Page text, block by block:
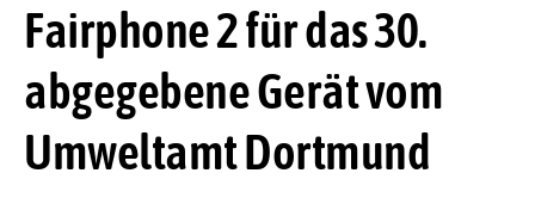
Fairphone 2 für das 30.
abgegebene Gerät vom
Umweltamt Dortmund